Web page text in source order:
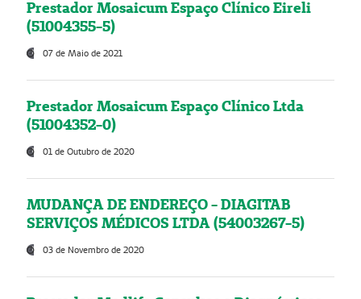
Prestador Mosaicum Espaço Clínico Eireli
(51004355-5)
07 de Maio de 2021
Prestador Mosaicum Espaço Clínico Ltda
(51004352-0)
01 de Outubro de 2020
MUDANÇA DE ENDEREÇO - DIAGITAB
SERVIÇOS MÉDICOS LTDA (54003267-5)
03 de Novembro de 2020